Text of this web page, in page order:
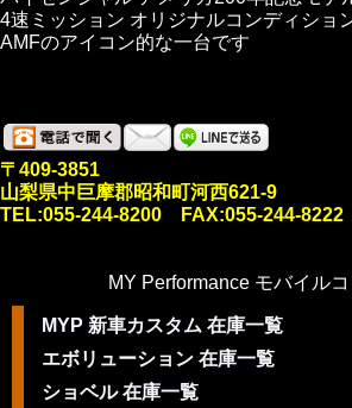
4速ミッション オリジナルコンディショ
AMFのアイコン的な一台です
〒409-3851
山梨県中巨摩郡昭和町河西621-9
TEL:055-244-8200 FAX:055-244-8222
MY Performance モバイル
MYP 新車カスタム 在庫一覧
エボリューション 在庫一覧
ショベル 在庫一覧